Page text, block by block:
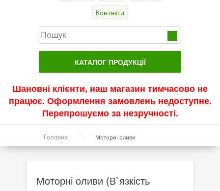
Контакти
КАТАЛОГ ПРОДУКЦІЇ
Актуальні продукти
Акції
Моторні оливи
Напівсинтетичні оливи
Шановні клієнти, наш магазин тимчасово не
працює. Оформлення замовлень недоступне.
Перепрошуємо за незручності.
Головна Моторні оливи
Моторні оливи (В`язкість